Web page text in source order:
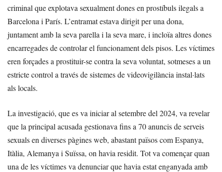
criminal que explotava sexualment dones en prostíbuls ilegals a
Barcelona i París. L’entramat estava dirigit per una dona,
juntament amb la seva parella i la seva mare, i incloïa altres dones
encarregades de controlar el funcionament dels pisos. Les víctimes
eren forçades a prostituir-se contra la seva voluntat, sotmeses a un
estricte control a través de sistemes de videovigilància instal·lats
als locals.
La investigació, que es va iniciar al setembre del 2024, va revelar
que la principal acusada gestionava fins a 70 anuncis de serveis
sexuals en diverses pàgines web, abastant països com Espanya,
Itàlia, Alemanya i Suïssa, on havia residit. Tot va començar quan
una de les víctimes va denunciar que havia estat enganyada amb